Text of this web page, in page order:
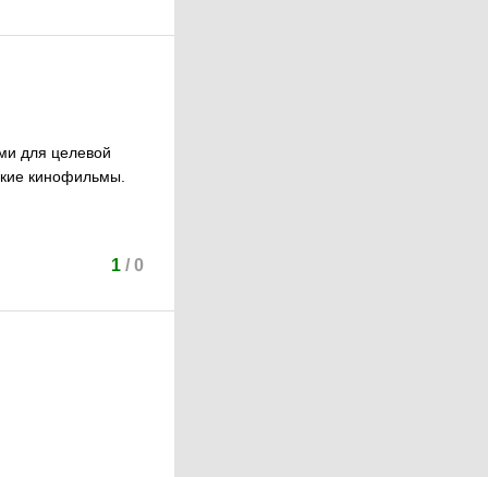
для целевой
кинофильмы.
1/ 0